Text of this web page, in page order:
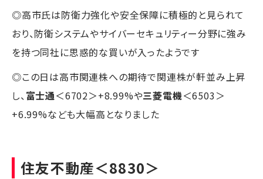
◎高市氏は防衛力強化や安全保障に積極的と見られて
おり、防衛システムやサイバーセキュリティー分野に強み
を持つ同社に思惑的な買いが入ったようです
◎この日は高市関連株への期待で関連株が軒並み上昇
し、 富士通＜6702＞+8.99%や三菱電機＜6503＞
+6.99%なども大幅高となりました
住友不動産＜8830＞